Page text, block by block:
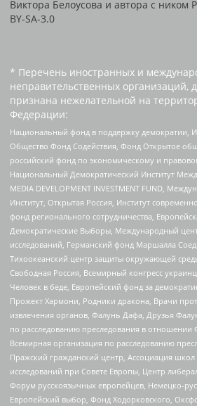
Виктора Белоусова и автора с ником
BY-SA-3.0
* Перечень иностранных и
неправительственных организаций,
признана нежелательной на
Федерации:
Национальный фонд в поддержку демократии,
Общество Фонд Содействия, Фонд Открытое
российский фонд по экономическому и
Национальный Демократический Институт
MEDIA DEVELOPMENT INVESTMENT FUND,
Институт, Открытая Россия, Институт
фонд регионального сотрудничества,
Демократические Выборы, Международный
исследований, Германский фонд Маршалла
Тихоокеанский центр защиты окружающей
Свободная Россия, Всемирный конгресс
Человек в беде, Европейский фонд за
Прожект Хармони, Родники дракона, Врачи
извлечения органов, Фалунь Дафа, Друзья
по расследованию преследования в отношении
Всемирная организация по расследованию
Пражский гражданский центр, Ассоциация школ
исследований при Совете Европы, Центр
Форум русскоязычных европейцев, Немецко-
Европейский выбор, Фонд Ходорковского,